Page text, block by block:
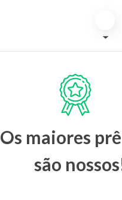
Os maiores
são